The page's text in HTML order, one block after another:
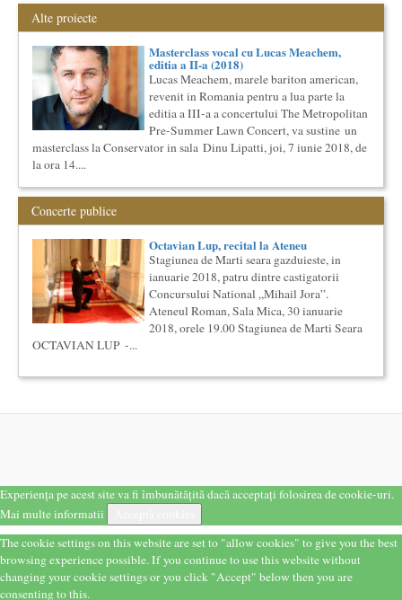
Ziua Internationala a Subtitrarii
Editia I
Ziua Internationala a Subtitrarii - Editia I Universitatea din
Bucuresti, Sala James Joyce [sala MTTLC] Str. Pitar Mos nr. ...
Cursul de Teatru universal
Societatea Muzicala organizeaza un curs de cultura generala
teatrala, de nivel academic, in parteneriat cu Universitatea
Nati...
Cursul de Filosofie a vietii cotidiene
Societatea Muzicala organizeaza un curs de Filosofie a vietii
semestre),...
Cursul de Muzica universala (anul I)
Societatea Muzicala organizeaza un curs de cultura generala
muzicala de nivel academic, in parteneriat cu Universitatea
Natio...
Saptamana Romano-Britanica 2018
Masterclass de traducere literara stilizata de scriitori
englezi
“Lidia Vianu’s Students Translate” Ediția a III-a / 16-21
aprilie 2018 5 scriitori britanici şi o edi...
academ...
universala: „Marile texte si marile batalii culturale”. Este un
cu...
Cursul de Muzica universala (anul II)
Societatea Muzicala organizeaza un curs de cultura generala
muzicala, cu durata de doi ani, in parteneriat cu Universitatea
N...
Precizari legate de formatul de predare a cursurilor de
Alte proiecte
Masterclass vocal cu Lucas Meachem,
editia a II-a (2018)
Lucas Meachem, marele bariton american,
revenit in Romania pentru a lua parte la
editia a III-a a concertului The Metropolitan
Pre-Summer Lawn Concert, va sustine un
masterclass la Conservator in sala Dinu Lipatti, joi, 7 iunie 2018, de
la ora 14....
Concerte publice
Octavian Lup, recital la Ateneu
Stagiunea de Marti seara gazduieste, in
ianuarie 2018, patru dintre castigatorii
Concursului National „Mihail Jora”.
Ateneul Roman, Sala Mica, 30 ianuarie
2018, orele 19.00 Stagiunea de Marti Seara
OCTAVIAN LUP -...
Experiența pe acest site va fi îmbunătățită dacă acceptați folosirea de cookie-uri.
Mai multe informatii
The cookie settings on this website are set to "allow cookies" to give you the best
browsing experience possible. If you continue to use this website without
changing your cookie settings or you click "Accept" below then you are
consenting to this.